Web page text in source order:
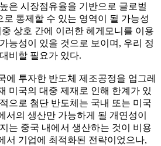
은 시장점유율을 기반으로 글로벌
로 통제할 수 있는 영역이 될 가능성
상호 간에 이러한 헤게모니를 이용
능성이 있을 것으로 보이며, 우리 정
비할 필요가 있다.
에 투자한 반도체 제조공정을 업그레
미국의 대중 제재로 인해 한계가 있
으로 첨단 반도체는 국내 또는 미국
서의 생산만 가능하게 될 개연성이
는 중국 내에서 생산하는 것이 비용
서 기업에 최적화된 전략이었으나,